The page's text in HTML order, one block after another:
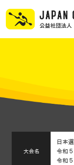
大会名
日本
令和
令和